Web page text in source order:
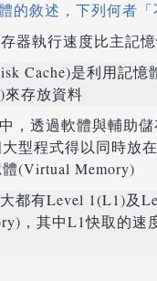
的敘述，下列何者「
器執行速度比主記
Cache)是利用記憶
來存放資料
，透過軟體與輔助
型程式得以同時放
(Virtual Memory)
都有Level 1(L1)及
，其中L1快取的速